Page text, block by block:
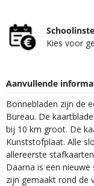
Kies voor
Aanvullende
Bonnebladen zijn de
Bureau. De
bij 10 km groot. De
Kunststofplaat. Alle
allereerste
Daarna is een
zijn gemaakt rond de